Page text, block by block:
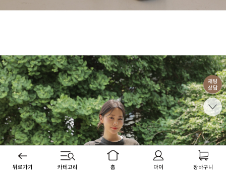
뒤로가기 카테고리 홈 마이 장바구니